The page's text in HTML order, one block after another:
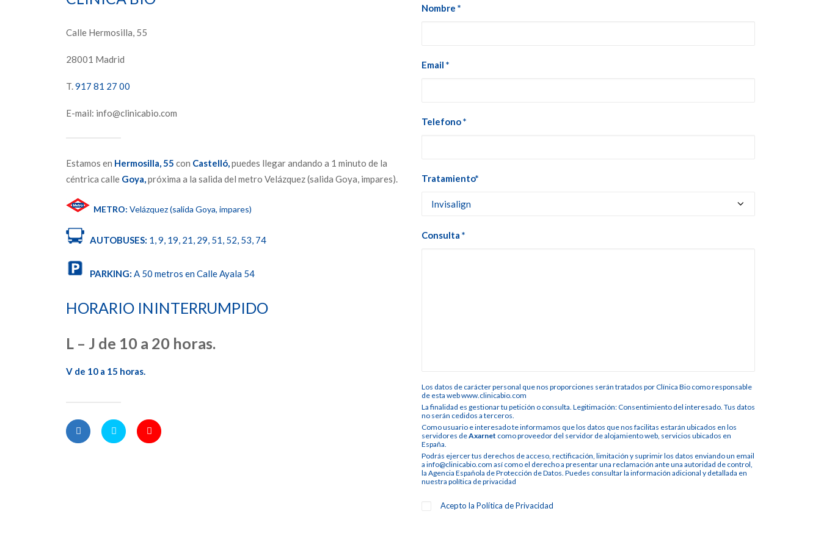
Calle Hermosilla, 55
28001 Madrid
T.917 81 27 00
E-mail: info@clinicabio.com
Estamos en Hermosilla,55 con Castelló,puedes llegar andando a 1 minuto de la
céntrica calle Goya,próxima a la salida del metro Velázquez (salida Goya, impares).
METRO: Velázquez (salida Goya, impares)
AUTOBUSES: 1, 9, 19, 21, 29, 51, 52, 53, 74
PARKING: A 50 metros en Calle Ayala 54
HORARIO ININTERRUMPIDO
L – J de 10 a 20 horas.
V de 10 a 15 horas.
Nombre *
Email *
Telefono *
Tratamiento*
Consulta *
Los datos de carácter personal que nos proporciones serán tratados por Clínica Bio como responsable
de esta web www.clinicabio.com
La finalidad es gestionar tu petición o consulta. Legitimación: Consentimiento del interesado. Tus datos
no serán cedidos a terceros.
Como usuario e interesado te informamos que los datos que nos facilitas estarán ubicados en los
servidores deAxarnet como proveedor del servidor de alojamiento web, servicios ubicados en
España.
Podrás ejercer tus derechos de acceso, rectificación, limitación y suprimir los datos enviando un email
a info@clinicabio.com así como el derecho a presentar una reclamación ante una autoridad de control,
la Agencia Española de Protección de Datos. Puedes consultar la información adicional y detallada en
nuestra política de privacidad
Acepto laPolítica de Privacidad